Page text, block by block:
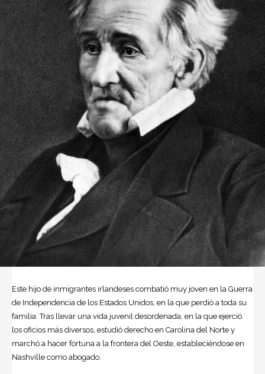
Este hijo de inmigrantes irlandeses combatió muy joven en la Guerra
de Independencia de los Estados Unidos , en la que perdió a toda su
familia. Tras llevar una vida juvenil desordenada, en la que ejerció
los oficios más diversos, estudió derecho en Carolina del Norte y
marchó a hacer fortuna a la frontera del Oeste, estableciéndose en
Nashville como abogado.